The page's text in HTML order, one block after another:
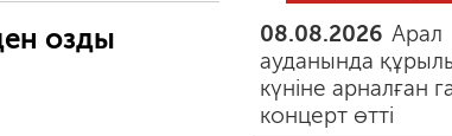
озды 08.08.2026 Арал
ауданында
күніне арналған
концерт өтті